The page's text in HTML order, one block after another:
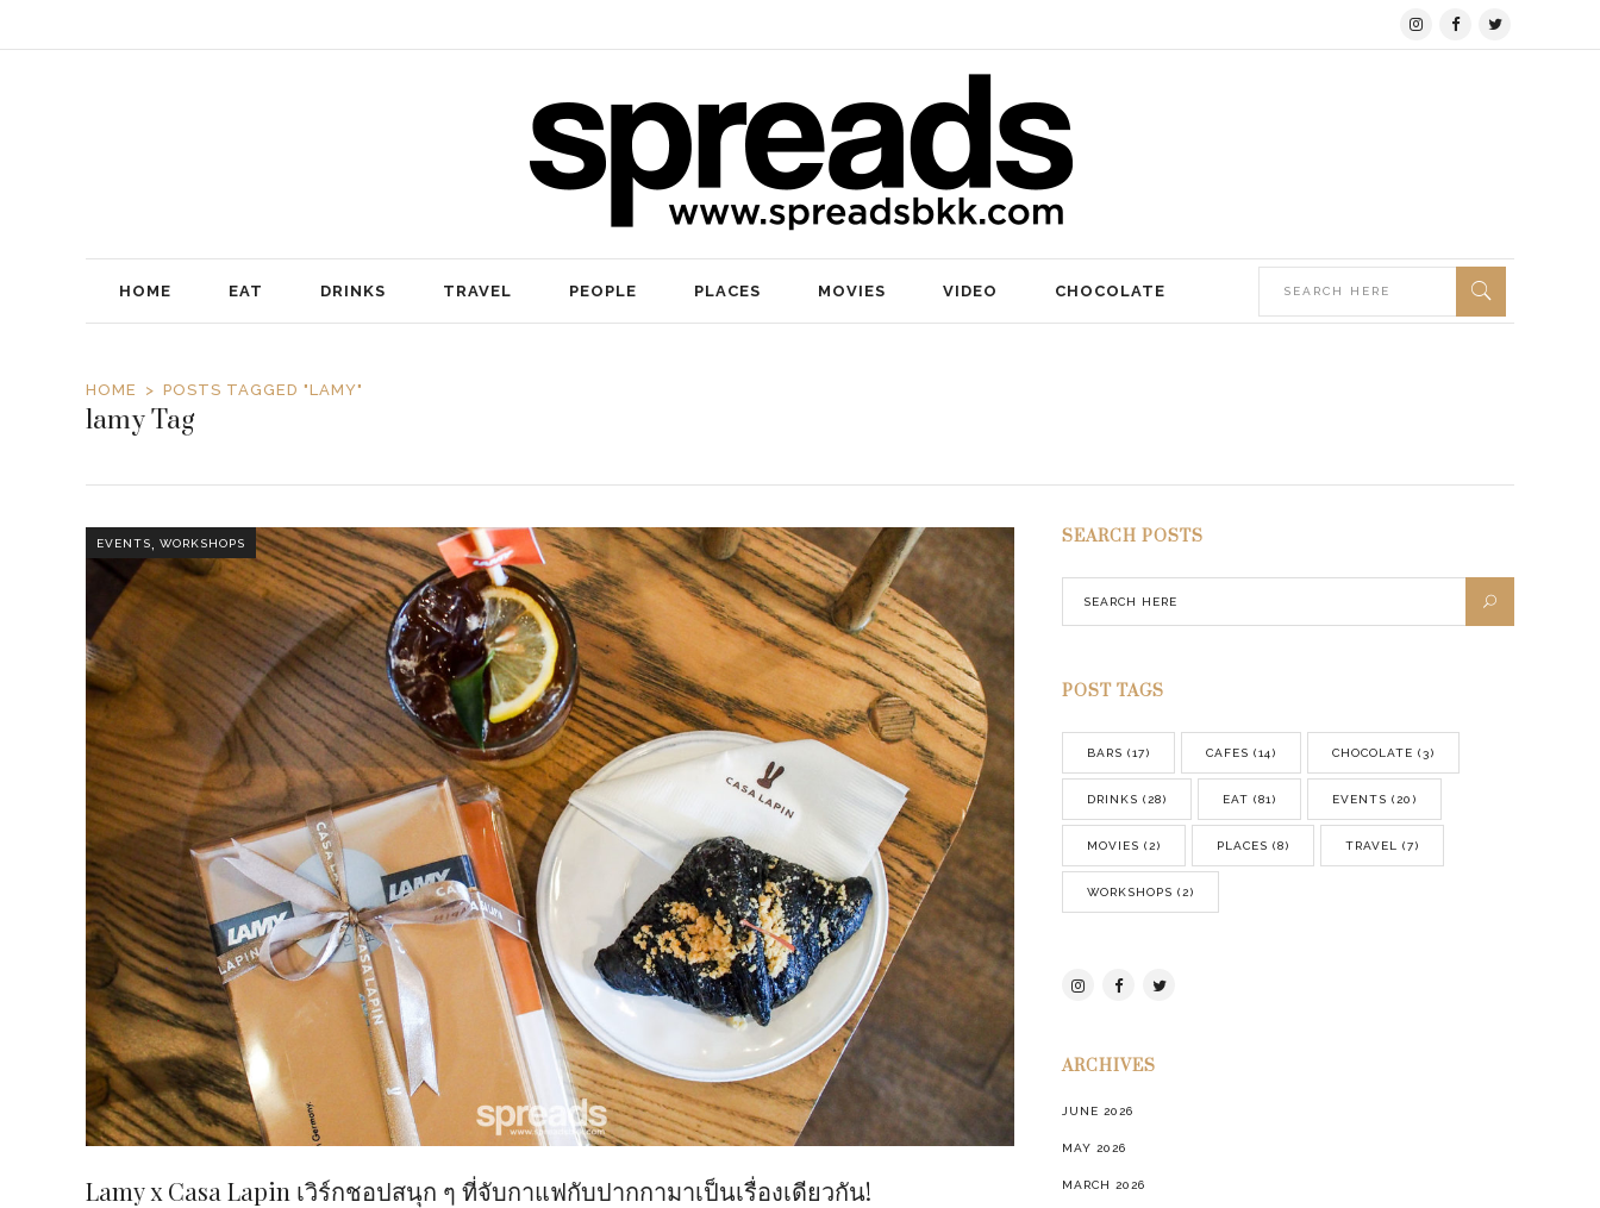
HOME EAT DRINKS TRAVEL PEOPLE PLACES MOVIES VIDEO CHOCOLATE
HOME POSTS TAGGED "LAMY"
lamy Tag
EVENTS, WORKSHOPS
Lamy x Casa Lapin เวิร์กชอปสนุก ๆ ที่จับกาแฟกับปากกามาเป็นเรื่องเดียวกัน!
SEARCH POSTS
POST TAGS
BARS (17) CAFES (14) CHOCOLATE (3)
DRINKS (28) EAT (81) EVENTS (20)
MOVIES (2) PLACES (8) TRAVEL (7)
WORKSHOPS (2)
ARCHIVES
JUNE 2026
MAY 2026
MARCH 2026